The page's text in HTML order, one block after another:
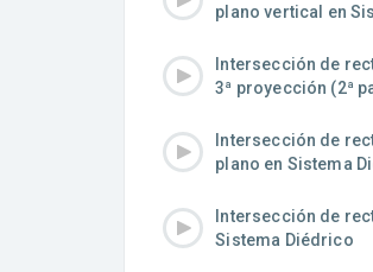
plano vertical en
Intersección de
3ª proyección (2ª
Intersección de
plano en Sistema
Intersección de
Sistema Diédrico